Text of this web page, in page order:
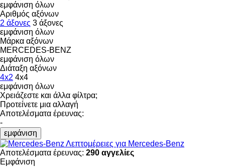
εμφάνιση όλων
Αριθμός αξόνων
2 άξονες 3 άξονες
εμφάνιση όλων
Μάρκα αξόνων
MERCEDES-BENZ
εμφάνιση όλων
Διάταξη αξόνων
4x2 4x4
εμφάνιση όλων
Χρειάζεστε και άλλα φίλτρα;
Προτείνετε μια αλλαγή
Αποτελέσματα έρευνας:
-
εμφάνιση
Λεπτομέρειες για Mercedes-Benz
Αποτελέσματα έρευνας: 290 αγγελίες
Εμφάνιση